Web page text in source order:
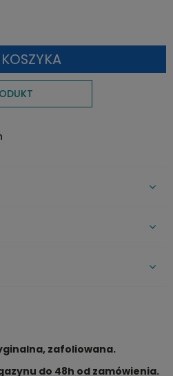
KOSZTÓW PŁATNOŚCI
zafoliowana.
do 48h od zamówienia.